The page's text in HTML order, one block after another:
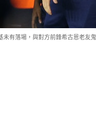
未有落場，與對方前鋒希古恩老友